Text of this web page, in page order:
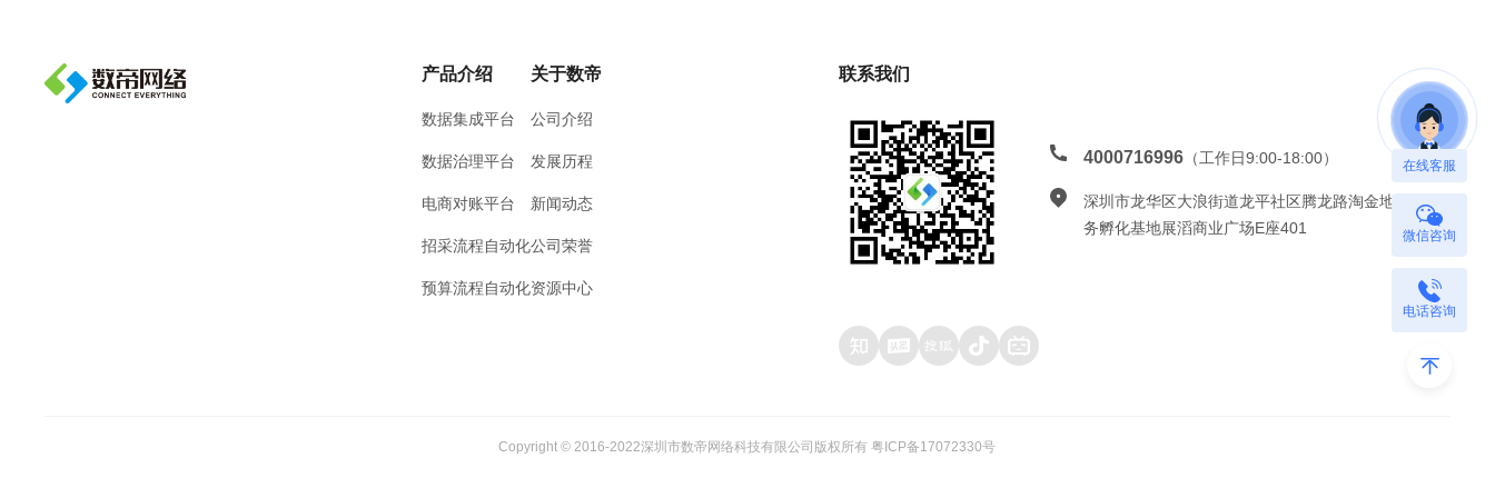
产品介绍
数据集成平台
数据治理平台
电商对账平台
招采流程自动化
预算流程自动化
关于数帝
公司介绍
发展历程
新闻动态
公司荣誉
资源中心
联系我们
4000716996（工作日9:00-18:00）
深圳市龙华区大浪街道龙平社区腾龙路淘金地电子商
务孵化基地展滔商业广场E座401
Copyright © 2016-2022深圳市数帝网络科技有限公司版权所有粤ICP备17072330号
在线客服
微信咨询
电话咨询